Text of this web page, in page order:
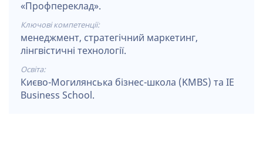
«Профпереклад».
Ключові компетенції:
менеджмент, стратегічний маркетинг,
лінгвістичні технології.
Освіта:
Києво-Могилянська бізнес-школа (KMBS) та IE
Business School.